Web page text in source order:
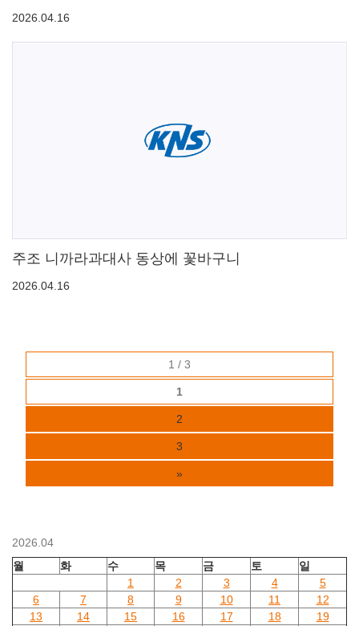
2026.04.16
주조 니까라과대사 동상에 꽃바구니
2026.04.16
1 / 3
1
2
3
»
2026.04
월
화 수 목 금 토
일
1
2 3 4
5
6
7 8 9 10 11
12
13
14 15 16 17 18
19